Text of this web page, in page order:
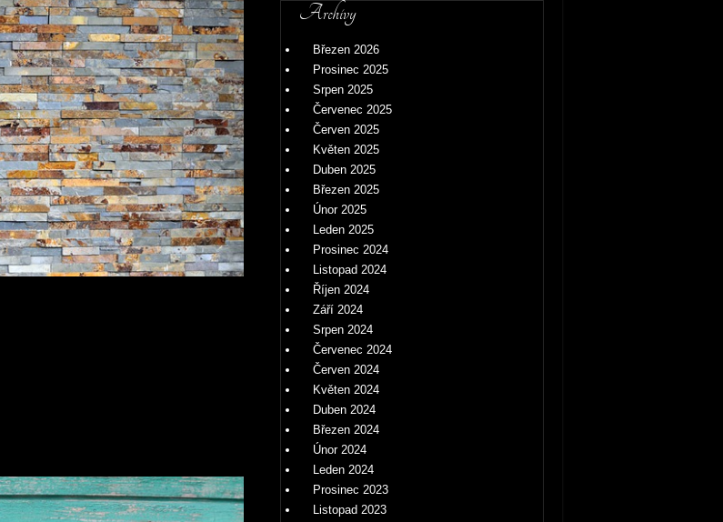
Archivy
Březen 2026
Prosinec 2025
Srpen 2025
Červenec 2025
Červen 2025
Květen 2025
Duben 2025
Březen 2025
Únor 2025
Leden 2025
Prosinec 2024
Listopad 2024
Říjen 2024
Září 2024
Srpen 2024
Červenec 2024
Červen 2024
Květen 2024
Duben 2024
Březen 2024
Únor 2024
Leden 2024
Prosinec 2023
Listopad 2023